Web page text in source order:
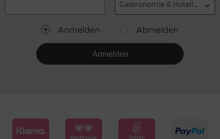
Gastronomie & Hotellerie
Anmelden Abmelden
Anmelden